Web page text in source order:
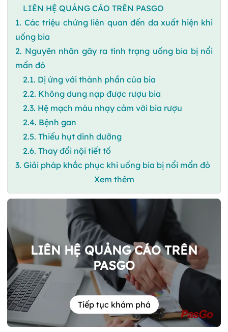
LIÊN HỆ QUẢNG CÁO TRÊN PASGO
1. Các triệu chứng liên quan đến da xuất hiện khi
uống bia
2. Nguyên nhân gây ra tình trạng uống bia bị nổi
mẩn đỏ
2.1. Dị ứng với thành phần của bia
2.2. Không dung nạp được rượu bia
2.3. Hệ mạch máu nhạy cảm với bia rượu
2.4. Bệnh gan
2.5. Thiếu hụt dinh dưỡng
2.6. Thay đổi nội tiết tố
3. Giải pháp khắc phục khi uống bia bị nổi mẩn đỏ
Xem thêm
LIÊN HỆ QUẢNG CÁO TRÊN
PASGO
Tiếp tục khám phá